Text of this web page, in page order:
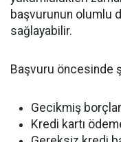
başvurunun olumlu
sağlayabilir.
Başvuru öncesinde
Gecikmiş
Kredi kartı